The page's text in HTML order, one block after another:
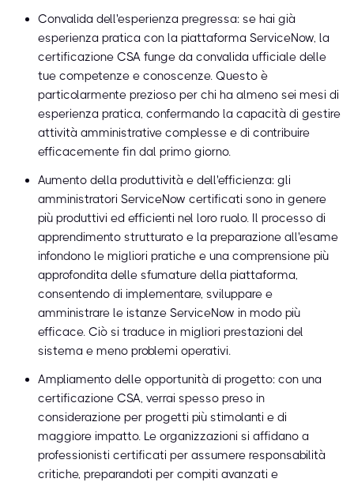
Convalida dell'esperienza pregressa: se hai già
esperienza pratica con la piattaforma ServiceNow, la
certificazione CSA funge da convalida ufficiale delle
tue competenze e conoscenze. Questo è
particolarmente prezioso per chi ha almeno sei mesi di
esperienza pratica, confermando la capacità di gestire
attività amministrative complesse e di contribuire
efficacemente fin dal primo giorno.
Aumento della produttività e dell'efficienza: gli
amministratori ServiceNow certificati sono in genere
più produttivi ed efficienti nel loro ruolo. Il processo di
apprendimento strutturato e la preparazione all'esame
infondono le migliori pratiche e una comprensione più
approfondita delle sfumature della piattaforma,
consentendo di implementare, sviluppare e
amministrare le istanze ServiceNow in modo più
efficace. Ciò si traduce in migliori prestazioni del
sistema e meno problemi operativi.
Ampliamento delle opportunità di progetto: con una
certificazione CSA, verrai spesso preso in
considerazione per progetti più stimolanti e di
maggiore impatto. Le organizzazioni si affidano a
professionisti certificati per assumere responsabilità
critiche, preparandoti per compiti avanzati e